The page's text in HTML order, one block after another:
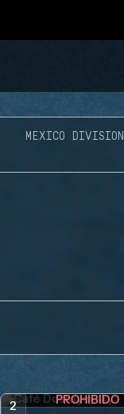
MEXICO DIVISION
2 PROHIBIDO